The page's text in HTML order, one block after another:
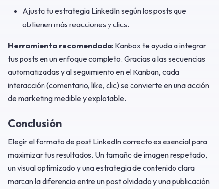
Ajusta tu estrategia LinkedIn según los posts que
obtienen más reacciones y clics.
Herramienta recomendada: Kanbox te ayuda a integrar
tus posts en un enfoque completo. Gracias a las secuencias
automatizadas y al seguimiento en el Kanban, cada
interacción (comentario, like, clic) se convierte en una acción
de marketing medible y explotable.
Conclusión
Elegir el formato de post LinkedIn correcto es esencial para
maximizar tus resultados. Un tamaño de imagen respetado,
un visual optimizado y una estrategia de contenido clara
marcan la diferencia entre un post olvidado y una publicación